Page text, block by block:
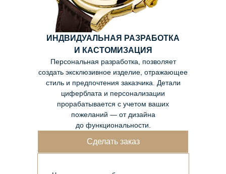
ИНДВИДУАЛЬНАЯ РАЗРАБОТКА
И КАСТОМИЗАЦИЯ
Персональная разработка, позволяет
создать эксклюзивное изделие, отражающее
стиль и предпочтения заказчика. Детали
циферблата и персонализации
прорабатывается с учетом ваших
пожеланий — от дизайна
до функциональности.
Сделать заказ